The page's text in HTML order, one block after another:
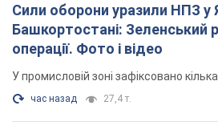
Сили оборони уразили НПЗ у
Башкортостані: Зеленський
операції. Фото і відео
У промисловій зоні зафіксовано
час назад 27,4 т.